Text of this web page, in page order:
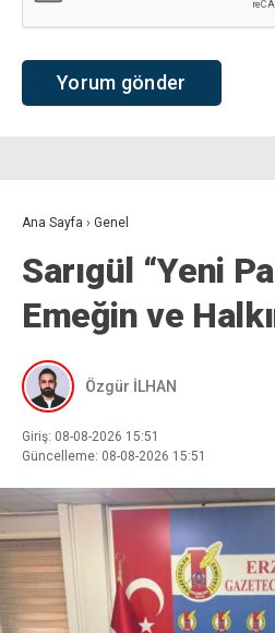
Ana Sayfa › Genel
Sarıgül “Yeni
Emeğin ve
Özgür İLHAN
Giriş: 08-08-2026 15:51
Güncelleme: 08-08-2026 15:51